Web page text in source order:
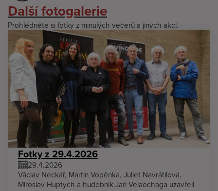
Další fotogalerie
Prohlédněte si fotky z minulých večerů a jiných akcí.
Fotky z 29.4.2026
29.4.2026
Václav Neckář, Martin Vopěnka, Juliet Navrátilová,
Miroslav Huptych a hudebník Jari Velaochaga uzavřeli